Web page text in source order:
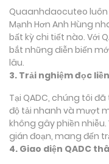
Quaanhdaocuteo
Mạnh Hơn Anh Hùng
bất kỳ chi tiết nào. Với
bắt những diễn biến
lâu.
3. Trải nghiệm đọc
Tại QADC, chúng tôi
độ tải nhanh và mượt
không gây phiền
gián đoạn, mang đến
4. Giao diện QADC